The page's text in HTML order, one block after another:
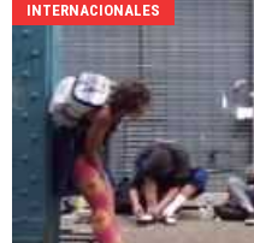
INTERNACIONALES